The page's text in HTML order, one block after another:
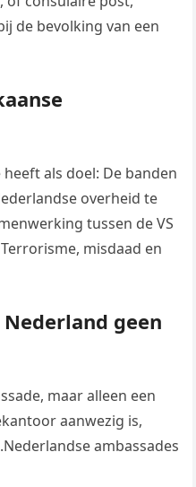
de bevolking van een
als doel: De banden
overheid te
tussen de VS
misdaad en
geen
maar alleen een
aanwezig is,
ambassades